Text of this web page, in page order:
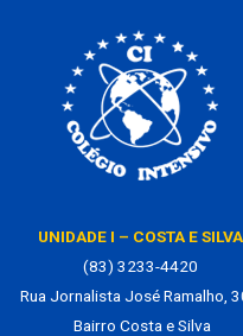
UNIDADE I – COSTA E SILVA
(83) 3233-4420
Rua Jornalista José Ramalho,
Bairro Costa e Silva